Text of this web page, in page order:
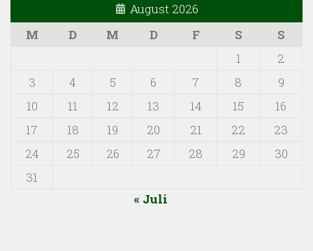
August 2026
M
D M D F S
S
1
2
3
4 5 6 7 8
9
10
11 12 13 14 15
16
17
18 19 20 21 22
23
24
25 26 27 28 29
30
31
« Juli